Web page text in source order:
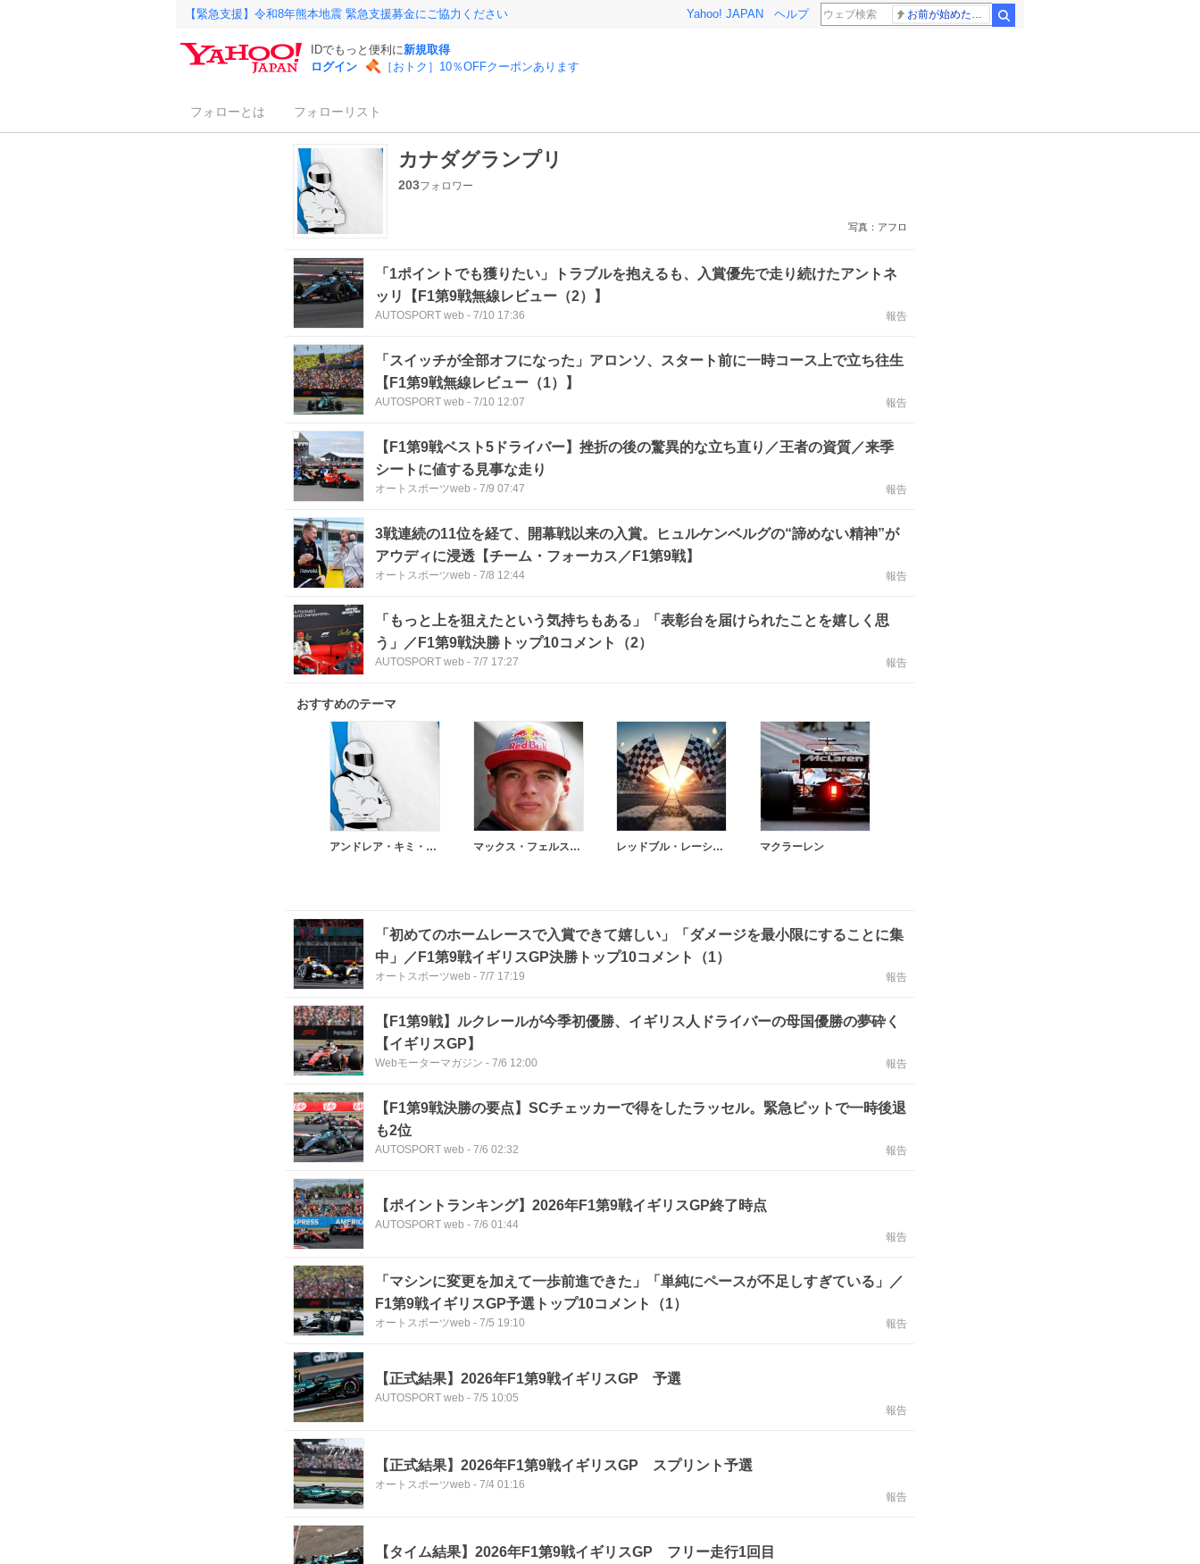
【緊急支援】令和8年熊本地震 緊急支援募金にご協力ください Yahoo! JAPAN ヘルプ
IDでもっと便利に新規取得
ログイン
［おトク］10％OFFクーポンあります
フォローとは フォローリスト
カナダグランプリ
203フォロワー
写真：アフロ
「1ポイントでも獲りたい」トラブルを抱えるも、入賞優先で走り続けたアントネ
ッリ【F1第9戦無線レビュー（2）】
AUTOSPORT web - 7/10 17:36 報告
「スイッチが全部オフになった」アロンソ、スタート前に一時コース上で立ち往生
【F1第9戦無線レビュー（1）】
AUTOSPORT web - 7/10 12:07 報告
【F1第9戦ベスト5ドライバー】挫折の後の驚異的な立ち直り／王者の資質／来季
シートに値する見事な走り
オートスポーツweb - 7/9 07:47 報告
3戦連続の11位を経て、開幕戦以来の入賞。ヒュルケンベルグの“諦めない精神”が
アウディに浸透【チーム・フォーカス／F1第9戦】
オートスポーツweb - 7/8 12:44 報告
「もっと上を狙えたという気持ちもある」「表彰台を届けられたことを嬉しく思
う」／F1第9戦決勝トップ10コメント（2）
AUTOSPORT web - 7/7 17:27 報告
おすすめのテーマ
アンドレア・キミ・アントネッリ マックス・フェルスタッペン レッドブル・レーシング マクラーレン
「初めてのホームレースで入賞できて嬉しい」「ダメージを最小限にすることに集
中」／F1第9戦イギリスGP決勝トップ10コメント（1）
オートスポーツweb - 7/7 17:19 報告
【F1第9戦】ルクレールが今季初優勝、イギリス人ドライバーの母国優勝の夢砕く
【イギリスGP】
Webモーターマガジン - 7/6 12:00 報告
【F1第9戦決勝の要点】SCチェッカーで得をしたラッセル。緊急ピットで一時後退
も2位
AUTOSPORT web - 7/6 02:32 報告
【ポイントランキング】2026年F1第9戦イギリスGP終了時点
AUTOSPORT web - 7/6 01:44
報告
「マシンに変更を加えて一歩前進できた」「単純にペースが不足しすぎている」／
F1第9戦イギリスGP予選トップ10コメント（1）
オートスポーツweb - 7/5 19:10 報告
【正式結果】2026年F1第9戦イギリスGP 予選
AUTOSPORT web - 7/5 10:05
報告
【正式結果】2026年F1第9戦イギリスGP スプリント予選
オートスポーツweb - 7/4 01:16
報告
【タイム結果】2026年F1第9戦イギリスGP フリー走行1回目